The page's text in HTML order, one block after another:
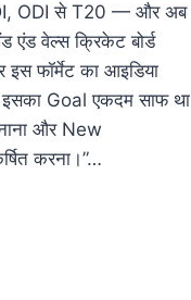
ODI से T20 — और अब
वेल्स क्रिकेट बोर्ड
इस फॉर्मेट का आइडिया
Goal एकदम साफ था
और New
करना।”…